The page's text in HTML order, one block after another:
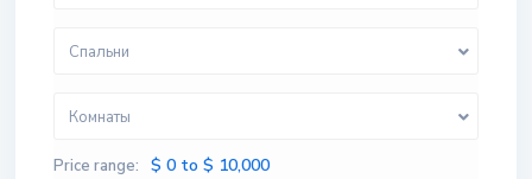
Спальни
Комнаты
Price range: $ 0 to $ 10,000